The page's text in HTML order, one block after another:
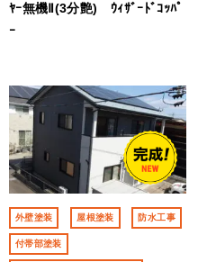
ﾔｰ無機Ⅱ(3分艶) ｳｨｻﾞｰﾄﾞｺｯﾊﾟ
ｰ
外壁塗装 屋根塗装 防水工事
付帯部塗装